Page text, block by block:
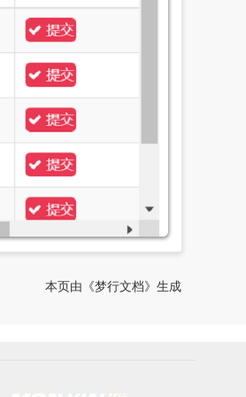
本页由《梦行文档》生成